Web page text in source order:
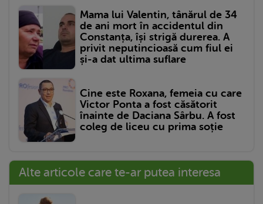
Mama lui Valentin, tânărul de 34
de ani mort în accidentul din
Constanța, își strigă durerea. A
privit neputincioasă cum fiul ei
și-a dat ultima suflare
Cine este Roxana, femeia cu care
Victor Ponta a fost căsătorit
înainte de Daciana Sârbu. A fost
coleg de liceu cu prima soție
Alte articole care te-ar putea interesa